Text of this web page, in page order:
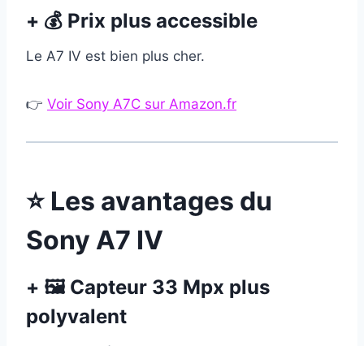
+ 💰 Prix plus accessible
Le A7 IV est bien plus cher.
👉 Voir Sony A7C sur Amazon.fr
⭐ Les avantages du
Sony A7 IV
+ 🖼 Capteur 33 Mpx plus
polyvalent